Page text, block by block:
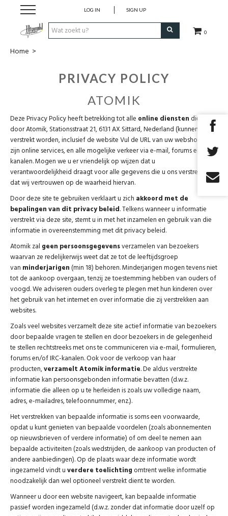
0
LOG IN SIGN UP
Strips
Pre release
Cadeaubon
Home >
PRIVACY POLICY
ATOMIK
Deze Privacy Policy heeft betrekking tot alle online diensten die u
door Atomik, Stationsstraat 21, 6131 AX Sittard, Nederland (kunnen)
verstrekt worden, inclusief de website Vul de URL van uw webshop in,
zijn online services, en alle mogelijke verkeer via e-mail, forums en IRC-
kanalen. Mogen we u er vriendelijk op wijzen dat u
verantwoordelijkheid draagt voor alle gegevens die u ons verstrekt en
dat wij vertrouwen op de waarheid hiervan.
Door deze site te gebruiken verklaart u zich akkoord met de
bepalingen van dit privacy beleid. Telkens wanneer u informatie
verstrekt via deze site, stemt u in met het inzamelen en gebruik van die
informatie in overeenstemming met dit privacy beleid.
Atomik zal geen persoonsgegevensverzamelen van bezoekers
waarvan ze redelijkerwijs weet dat ze tot de leeftijdsgroep
van minderjarigen(min 18) behoren. Minderjarigen mogen tevens niet
tot de aankoop overgaan, tenzij ze toestemming hebben van ouders of
voogd. We adviseren ouders overleg te plegen met hun kinderen over
het gebruik van het internet en over informatie die zij verstrekken aan
websites.
Zoals veel websites verzamelt deze site actief informatie van bezoekers
door bepaalde vragen te stellen en door bezoekers in de gelegenheid
te stellen rechtstreeks met ons te communiceren via e-mail, formulieren,
forums en/of IRC-kanalen. Ook voor de verkoop van haar
producten,verzamelt Atomik informatie. De aldus verstrekte
informatie kan persoonsgebonden informatie bevatten (d.w.z.
informatie die alleen op u te herleiden is zoals uw volledige naam,
adres, e-mailadres, telefoonnummer, enz.).
Het verstrekken van bepaalde informatie is soms een voorwaarde,
opdat u kunt genieten van bepaalde voordelen (zoals abonnementen
op nieuwsbrieven of verdere informatie) of om deel te nemen aan
bepaalde activiteiten (zoals wedstrijden, de aankoop van producten of
andere aanbiedingen). Op de plaats waar deze informatie wordt
ingezameld vindt uverdere toelichting omtrent welke informatie
noodzakelijk dan wel optioneel verstrekt dient te worden.
Wanneer u door een website navigeert, kan bepaalde informatie
passief worden ingezameld (d.w.z. zonder dat informatie door uzelf op